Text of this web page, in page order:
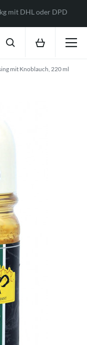
mit DHL oder DPD
mit Knoblauch, 220 ml